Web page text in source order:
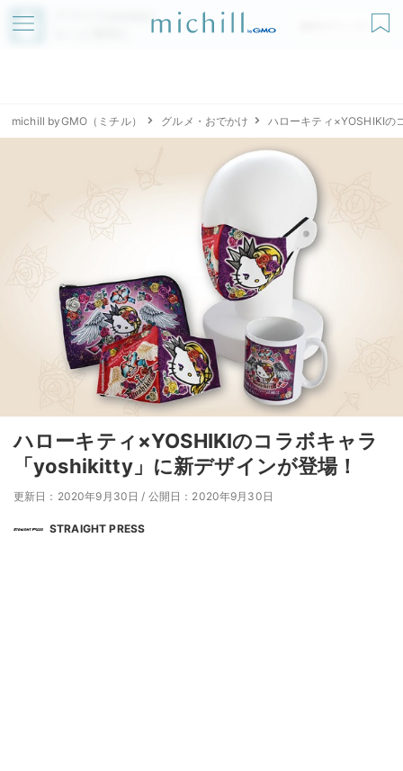
アプリでmichillが
無料ダウンロード
michill byGMO（ミチル） グルメ・おでかけ ハローキティ×YOSHIKIの
ハローキティ×YOSHIKIのコラボキャラ
「yoshikitty」に新デザインが登場！
更新日：2020年9月30日 / 公開日：2020年9月30日
STRAIGHT PRESS